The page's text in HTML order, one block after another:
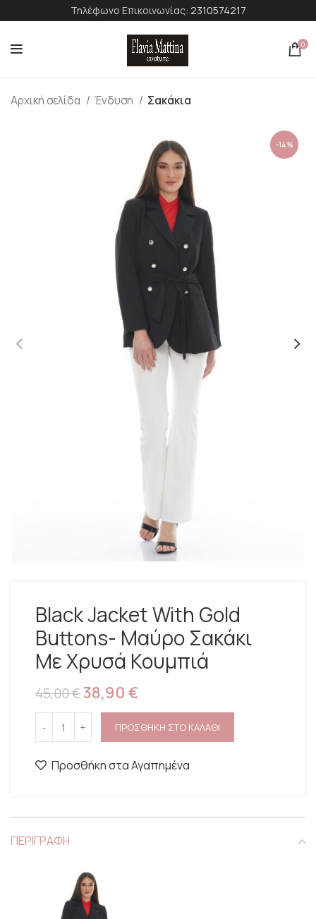
Τηλέφωνο Επικοινωνίας: 2310574217
0
Αρχική σελίδα Ένδυση Σακάκια
-14%
Black Jacket With Gold
Buttons- Μαύρο Σακάκι
Με Χρυσά Κουμπιά
45,00€38,90 €
ΠΡΟΣΘΗΚΗ ΣΤΟ ΚΑΛΑΘΙ
Προσθήκη στα Αγαπημένα
ΠΕΡΙΓΡΑΦΗ